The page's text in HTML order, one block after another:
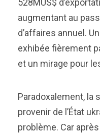
528MUS$
augmentant au
d’affaires annuel.
exhibée fièrement
et un mirage pour
Paradoxalement, la
provenir de l’État
problème. Car